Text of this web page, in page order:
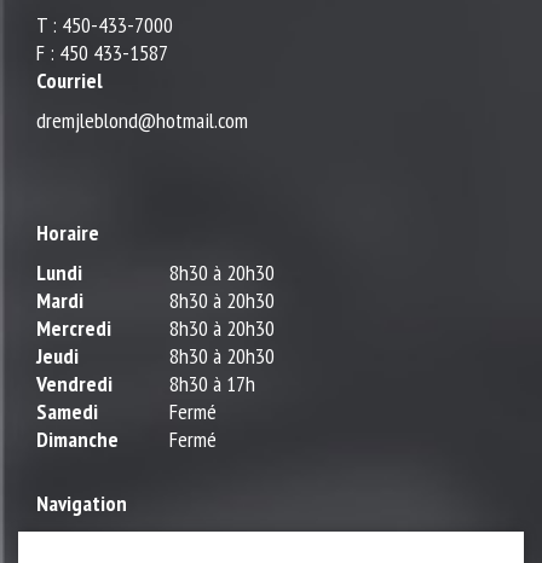
T : 450-433-7000
F : 450 433-1587
Courriel
dremjleblond@hotmail.com
Horaire
Lundi
8h30 à 20h30
Mardi
8h30 à 20h30
Mercredi
8h30 à 20h30
Jeudi
8h30 à 20h30
Vendredi
8h30 à 17h
Samedi
Fermé
Dimanche
Fermé
Navigation